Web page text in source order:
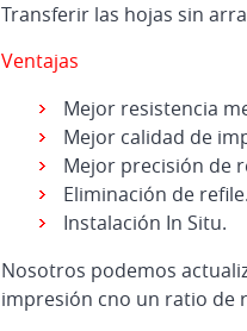
Transferir las hojas sin
Ventajas
Mejor resistencia
Mejor calidad de
Mejor precisión de
Eliminación de refile.
Instalación In Situ.
Nosotros podemos
impresión cno un ratio de